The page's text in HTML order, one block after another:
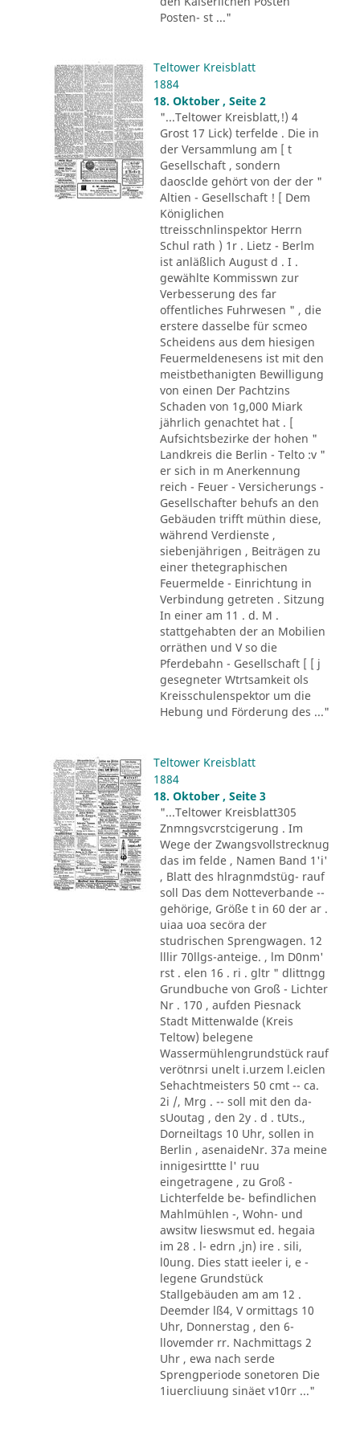
Posten- st ..."
Teltower Kreisblatt
1884
18. Oktober , Seite 2
"...Teltower Kreisblatt,!) 4
Grost 17 Lick) terfelde . Die in
der Versammlung am [ t
Gesellschaft , sondern
daosclde gehört von der der "
Altien - Gesellschaft ! [ Dem
Königlichen
ttreisschnlinspektor Herrn
Schul rath ) 1r . Lietz - Berlm
ist anläßlich August d . I .
gewählte Kommisswn zur
Verbesserung des far
offentliches Fuhrwesen " , die
erstere dasselbe für scmeo
Scheidens aus dem hiesigen
Feuermeldenesens ist mit den
meistbethanigten Bewilligung
von einen Der Pachtzins
Schaden von 1g,000 Miark
jährlich genachtet hat . [
Aufsichtsbezirke der hohen "
Landkreis die Berlin - Telto :v "
er sich in m Anerkennung
reich - Feuer - Versicherungs -
Gesellschafter behufs an den
Gebäuden trifft müthin diese,
während Verdienste ,
siebenjährigen , Beiträgen zu
einer thetegraphischen
Feuermelde - Einrichtung in
Verbindung getreten . Sitzung
In einer am 11 . d. M .
stattgehabten der an Mobilien
orräthen und V so die
Pferdebahn - Gesellschaft [ [ j
gesegneter Wtrtsamkeit ols
Kreisschulenspektor um die
Hebung und Förderung des ..."
Teltower Kreisblatt
1884
18. Oktober , Seite 3
"...Teltower Kreisblatt305
Znmngsvcrstcigerung . Im
Wege der Zwangsvollstrecknug
das im felde , Namen Band 1'i'
, Blatt des hlragnmdstüg- rauf
soll Das dem Notteverbande --
gehörige, Größe t in 60 der ar .
uiaa uoa secöra der
studrischen Sprengwagen. 12
lllir 70llgs-anteige. , lm D0nm'
rst . elen 16 . ri . gltr " dlittngg
Grundbuche von Groß - Lichter
Nr . 170 , aufden Piesnack
Stadt Mittenwalde (Kreis
Teltow) belegene
Wassermühlengrundstück rauf
verötnrsi unelt i.urzem l.eiclen
Sehachtmeisters 50 cmt -- ca.
2i /, Mrg . -- soll mit den da-
sUoutag , den 2y . d . tUts.,
Dorneiltags 10 Uhr, sollen in
Berlin , asenaideNr. 37a meine
innigesirttte l' ruu
eingetragene , zu Groß -
Lichterfelde be- befindlichen
Mahlmühlen -, Wohn- und
awsitw lieswsmut ed. hegaia
im 28 . l- edrn ,jn) ire . sili,
l0ung. Dies statt ieeler i, e -
legene Grundstück
Stallgebäuden am am 12 .
Deemder lß4, V ormittags 10
Uhr, Donnerstag , den 6-
llovemder rr. Nachmittags 2
Uhr , ewa nach serde
Sprengperiode sonetoren Die
1iuercliuung sinäet v10rr ..."